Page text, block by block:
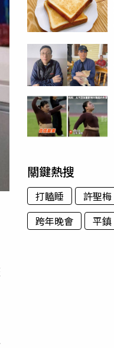
關鍵熱搜
打瞌睡 許聖梅
跨年晚會
平鎮